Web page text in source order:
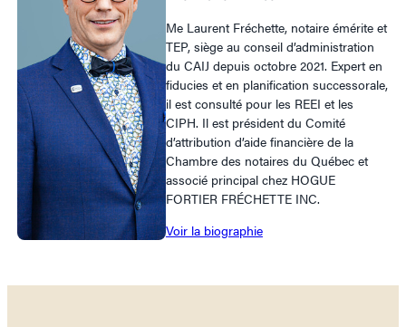
Me Laurent Fréchette, notaire émérite et
TEP, siège au conseil d’administration
du CAIJ depuis octobre 2021. Expert en
fiducies et en planification successorale,
il est consulté pour les REEI et les
CIPH. Il est président du Comité
d’attribution d’aide financière de la
Chambre des notaires du Québec et
associé principal chez HOGUE
FORTIER FRÉCHETTE INC.
Voir la biographie